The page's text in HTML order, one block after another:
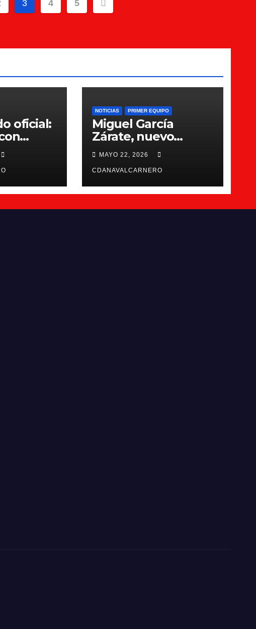
3 4 5
oficial:
la
NOTICIAS PRIMER EQUIPO
Miguel García
Zárate, nuevo
entrenador del CDA
Navalcarnero
MAYO 22, 2026
CDANAVALCARNERO